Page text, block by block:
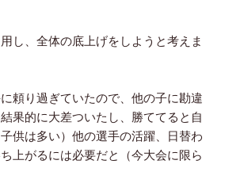
し、全体の底上げをしようと考えま
頼り過ぎていたので、他の子に勘違
果的に大差ついたし、勝ててると自
供は多い）他の選手の活躍、日替わ
上がるには必要だと（今大会に限ら